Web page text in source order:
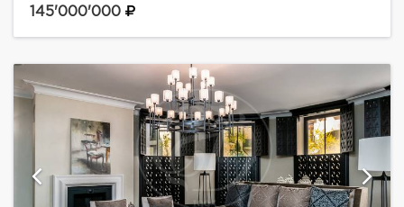
площадью 330 кв.м, с выходом на задний дворик, на
145'000'000